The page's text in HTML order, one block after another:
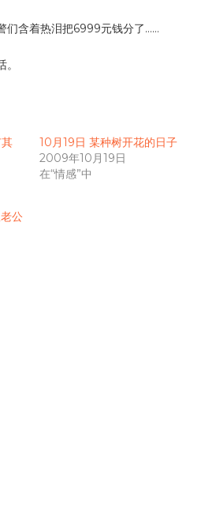
们含着热泪把6999元钱分了……
10月19日 某种树开花的日子
2009年10月19日
在“情感”中
公